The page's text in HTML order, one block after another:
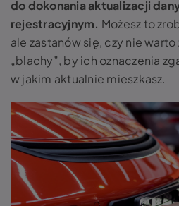
do dokonania aktualizacji
rejestracyjnym. Możesz to
ale zastanów się, czy nie
„blachy”, by ich oznaczenia
w jakim aktualnie mieszkasz.